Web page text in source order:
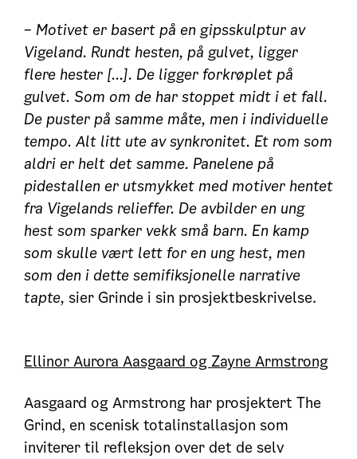
– Motivet er basert på en gipsskulptur av
Vigeland. Rundt hesten, på gulvet, ligger
flere hester [...]. De ligger forkrøplet på
gulvet. Som om de har stoppet midt i et fall.
De puster på samme måte, men i individuelle
tempo. Alt litt ute av synkronitet. Et rom som
aldri er helt det samme. Panelene på
pidestallen er utsmykket med motiver hentet
fra Vigelands relieffer. De avbilder en ung
hest som sparker vekk små barn. En kamp
som skulle vært lett for en ung hest, men
som den i dette semifiksjonelle narrative
tapte, sier Grinde i sin prosjektbeskrivelse.
Ellinor Aurora Aasgaard og Zayne Armstrong
Aasgaard og Armstrong har prosjektert The
Grind, en scenisk totalinstallasjon som
inviterer til refleksjon over det de selv